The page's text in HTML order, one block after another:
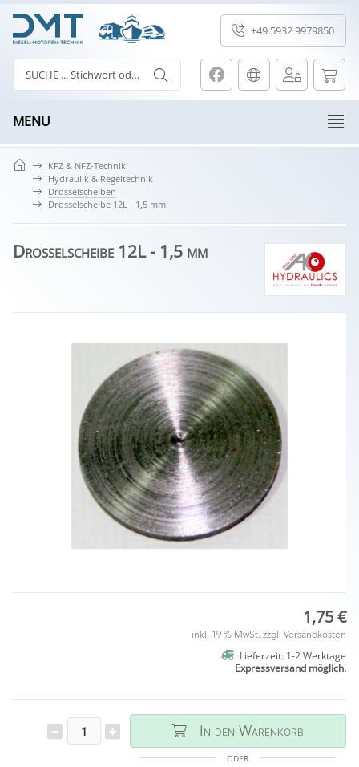
+49 5932 9979850
MENU
KFZ & NFZ-Technik
Hydraulik & Regeltechnik
Drosselscheiben
Drosselscheibe 12L - 1,5 mm
Drosselscheibe 12L - 1,5 mm
1,75 €
inkl. 19 % MwSt. zzgl. Versandkosten
Lieferzeit: 1-2 Werktage
Expressversand möglich.
In den Warenkorb
ODER